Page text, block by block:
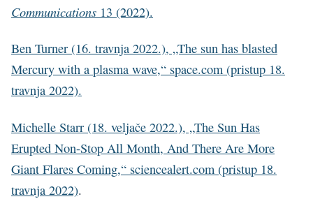
Communications 13 (2022).
Ben Turner (16. travnja 2022.), „The sun has blasted
Mercury with a plasma wave,“ space.com (pristup 18.
travnja 2022).
Michelle Starr (18. veljače 2022.), „The Sun Has
Erupted Non-Stop All Month, And There Are More
Giant Flares Coming,“ sciencealert.com (pristup 18.
travnja 2022).